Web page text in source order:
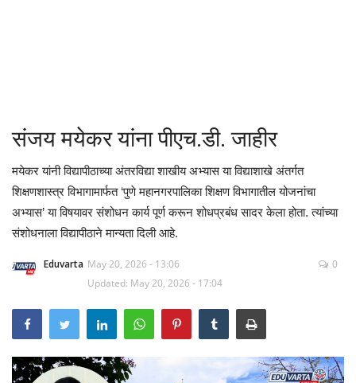
Language
English Marathi
संजय मयेकर यांना पीएच.डी. जाहीर
मयेकर यांनी विद्यापीठाच्या अंतरविद्या शाखीय अभ्यास या विद्याशाखे अंतर्गत
शिक्षणशास्त्र विभागामार्फत ‘पुणे महानगरपालिका शिक्षण विभागातील योजनांचा
अभ्यास’ या विषयावर संशोधन कार्य पूर्ण करून शोधप्रबंध सादर केला होता. त्यांच्या
संशोधनाला विद्यापीठाने मान्यता दिली आहे.
Eduvarta May 20, 2026 - 13:06
Updated: May 20, 2026 - 17:04
0